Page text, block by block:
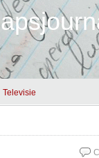
Televisie